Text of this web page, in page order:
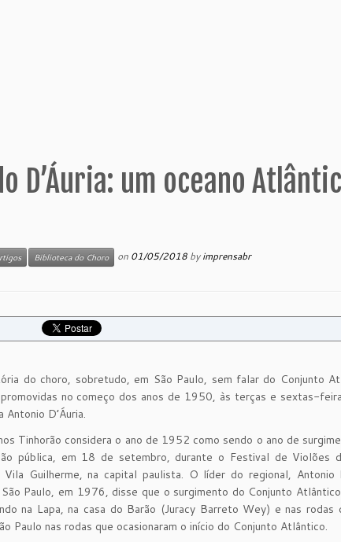
D’Áuria: um oceano
Biblioteca do Choro on 01/05/2018 byimprensabr
do choro, sobretudo, em São Paulo, sem falar do Conjunto
no começo dos anos de 1950, às terças e sextas-
D’Áuria.
Tinhorão considera o ano de 1952 como sendo o ano de
pública, em 18 de setembro, durante o Festival de Violões
Guilherme, na capital paulista. O líder do regional, Antonio
São Paulo, em 1976, disse que o surgimento do Conjunto
na Lapa, na casa do Barão (Juracy Barreto Wey) e nas rodas
Paulo nas rodas que ocasionaram o início do Conjunto Atlântico.